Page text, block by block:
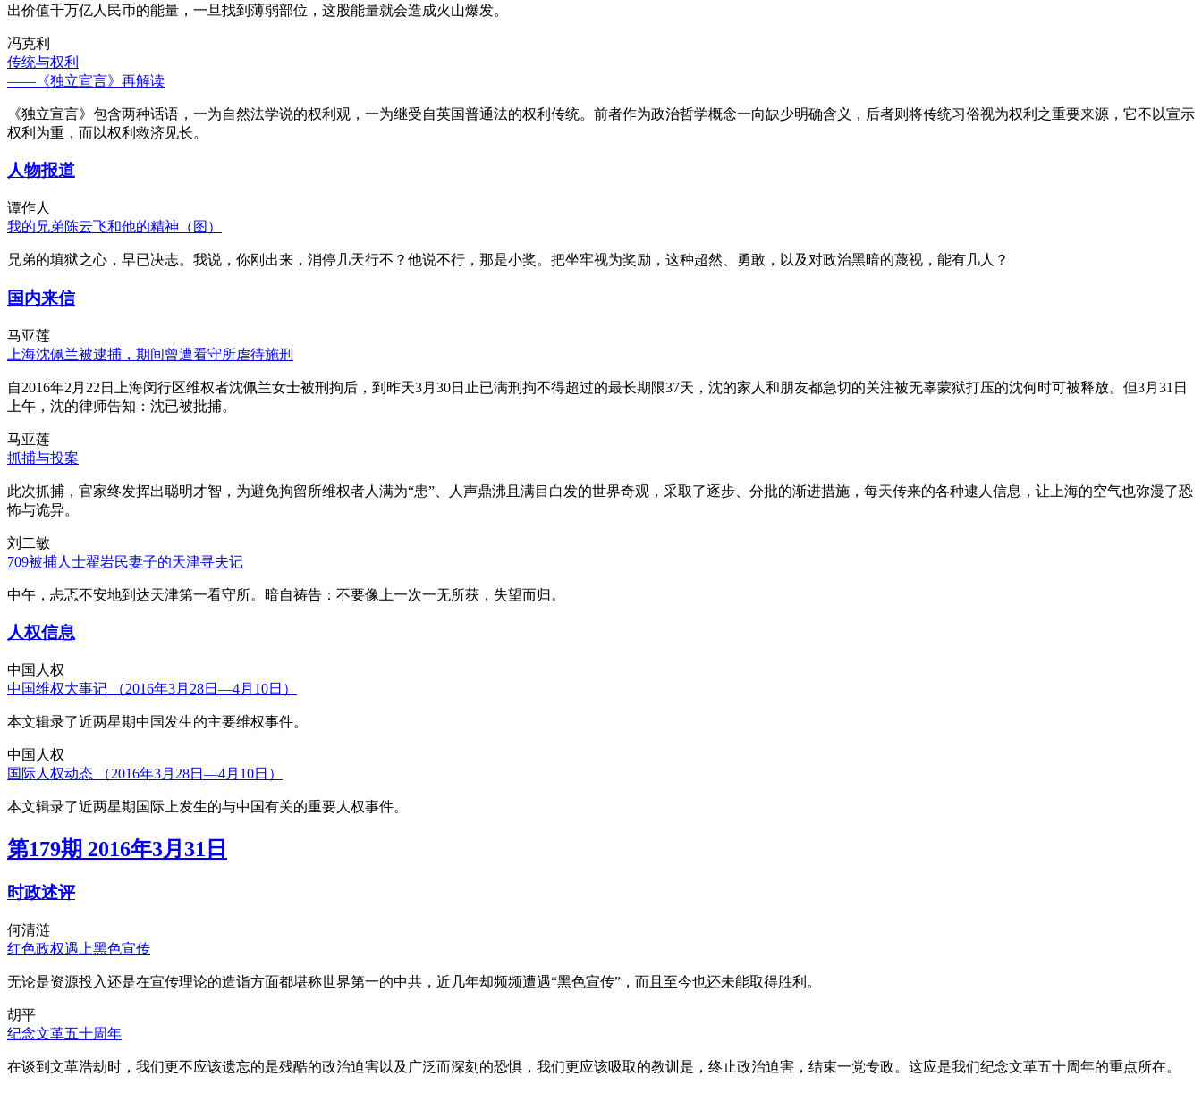
出价值千万亿人民币的能量，一旦找到薄弱部位，这股能量就会造成火山爆发。
冯克利
传统与权利
——《独立宣言》再解读
《独立宣言》包含两种话语，一为自然法学说的权利观，一为继受自英国普通法的权利传统。前者作为政治哲学概念一向缺少明确含义，后者则将传统习俗视为权利之重要来源，它不以宣示
权利为重，而以权利救济见长。
人物报道
谭作人
我的兄弟陈云飞和他的精神（图）
兄弟的填狱之心，早已决志。我说，你刚出来，消停几天行不？他说不行，那是小奖。把坐牢视为奖励，这种超然、勇敢，以及对政治黑暗的蔑视，能有几人？
国内来信
马亚莲
上海沈佩兰被逮捕，期间曾遭看守所虐待施刑
自2016年2月22日上海闵行区维权者沈佩兰女士被刑拘后，到昨天3月30日止已满刑拘不得超过的最长期限37天，沈的家人和朋友都急切的关注被无辜蒙狱打压的沈何时可被释放。但3月31日
上午，沈的律师告知：沈已被批捕。
马亚莲
抓捕与投案
此次抓捕，官家终发挥出聪明才智，为避免拘留所维权者人满为“患”、人声鼎沸且满目白发的世界奇观，采取了逐步、分批的渐进措施，每天传来的各种逮人信息，让上海的空气也弥漫了恐
怖与诡异。
刘二敏
709被捕人士翟岩民妻子的天津寻夫记
中午，忐忑不安地到达天津第一看守所。暗自祷告：不要像上一次一无所获，失望而归。
人权信息
中国人权
中国维权大事记 （2016年3月28日—4月10日）
本文辑录了近两星期中国发生的主要维权事件。
中国人权
国际人权动态 （2016年3月28日—4月10日）
本文辑录了近两星期国际上发生的与中国有关的重要人权事件。
第179期 2016年3月31日
时政述评
何清涟
红色政权遇上黑色宣传
无论是资源投入还是在宣传理论的造诣方面都堪称世界第一的中共，近几年却频频遭遇“黑色宣传”，而且至今也还未能取得胜利。
胡平
纪念文革五十周年
在谈到文革浩劫时，我们更不应该遗忘的是残酷的政治迫害以及广泛而深刻的恐惧，我们更应该吸取的教训是，终止政治迫害，结束一党专政。这应是我们纪念文革五十周年的重点所在。